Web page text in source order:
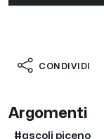
CONDIVIDI
Argomenti
#ascoli piceno